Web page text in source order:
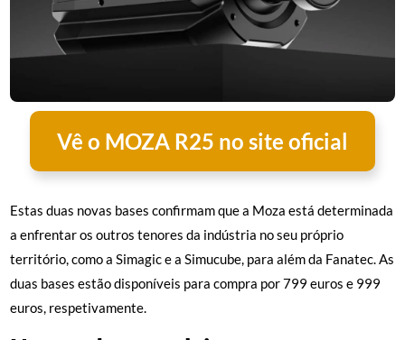
Vê o MOZA R25 no site oficial
Estas duas novas bases confirmam que a Moza está determinada
a enfrentar os outros tenores da indústria no seu próprio
território, como a Simagic e a Simucube, para além da Fanatec. As
duas bases estão disponíveis para compra por 799 euros e 999
euros, respetivamente.